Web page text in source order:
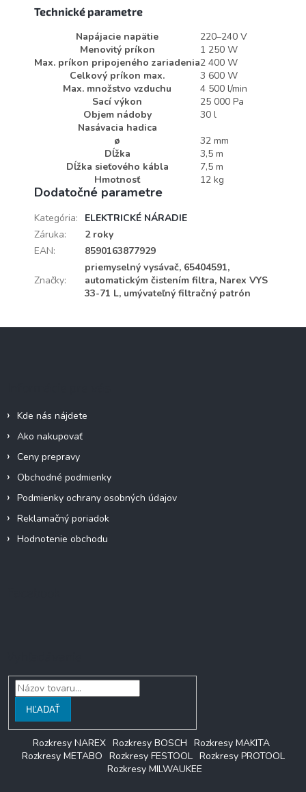
Technické parametre
Napájacie napätie
220–240 V
Menovitý príkon
1 250 W
Max. príkon pripojeného zariadenia2 400 W
Celkový príkon max.
3 600 W
Max. množstvo vzduchu
4 500 l/min
Sací výkon
25 000 Pa
Objem nádoby
30 l
Nasávacia hadica
ø
32 mm
Dĺžka
3,5 m
Dĺžka sieťového kábla
7,5 m
Hmotnosť
12 kg
Dodatočné parametre
Kategória:
ELEKTRICKÉ NÁRADIE
Záruka:
2 roky
EAN: 8590163877929
Značky:
priemyselný vysávač, 65404591,
automatickým čistením filtra, Narex VYS
33-71 L, umývateľný filtračný patrón
Kde nás nájdete
Ako nakupovať
Ceny prepravy
Obchodné podmienky
Podmienky ochrany osobných údajov
Reklamačný poriadok
Hodnotenie obchodu
HĽADAŤ
Rozkresy NAREX Rozkresy BOSCH Rozkresy MAKITA
Rozkresy METABO Rozkresy FESTOOL Rozkresy PROTOOL
Rozkresy MILWAUKEE